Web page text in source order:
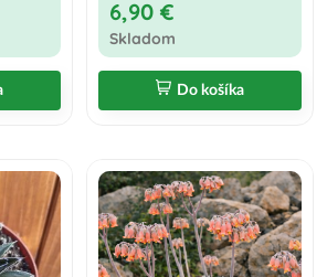
6,90 €
Skladom
Do košíka